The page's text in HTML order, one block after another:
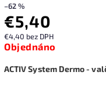
–62 %
€5,40
€4,40 bez DPH
Objednáno
ACTIV System Dermo -